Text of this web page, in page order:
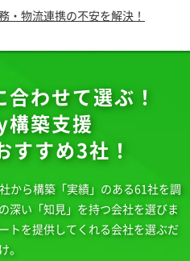
・物流連携の不安を解決！
わせて選ぶ！
築支援
すすめ3社！
から構築「実績」のある61社を調
深い「知見」を持つ会社を選びま
トを提供してくれる会社を選ぶだ
け。